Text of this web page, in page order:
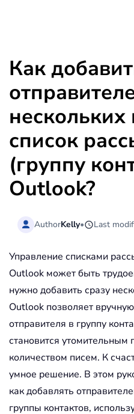
Как
нескольких
список
(группу
Outlook?
AuthorKelly• Last
Управление списками
Outlook может быть
нужно добавить сразу
Outlook позволяет
отправителя в группу
становится утомительным
количеством писем. К
умное решение. В этом
как добавлять
группы контактов,